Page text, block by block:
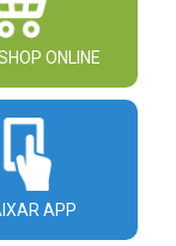
ONLINE
APP